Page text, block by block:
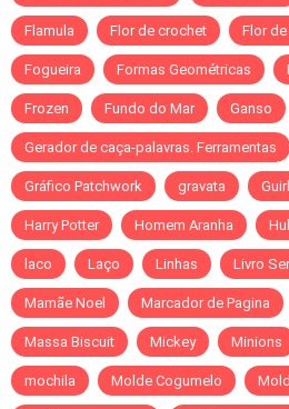
Flamula Flor de crochet Flor
Fogueira Formas Geométricas
Frozen Fundo do Mar Ganso
Gerador de caça-palavras. Ferramentas
Gráfico Patchwork gravata
Harry Potter Homem Aranha
laco Laço Linhas Livro
Mamãe Noel Marcador de Pagina
Massa Biscuit Mickey Minions
mochila Molde Cogumelo